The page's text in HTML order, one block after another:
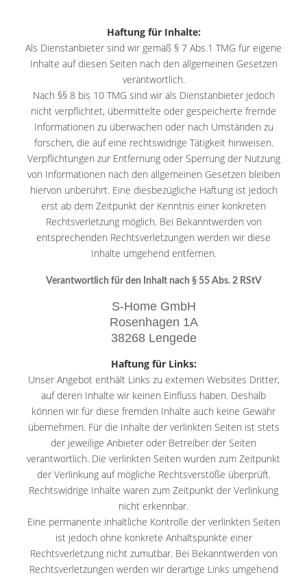
Haftung für Inhalte:
Als Dienstanbieter sind wir gemäß § 7 Abs.1 TMG für eigene
Inhalte auf diesen Seiten nach den allgemeinen Gesetzen
verantwortlich.
Nach §§ 8 bis 10 TMG sind wir als Dienstanbieter jedoch
nicht verpflichtet, übermittelte oder gespeicherte fremde
Informationen zu überwachen oder nach Umständen zu
forschen, die auf eine rechtswidrige Tätigkeit hinweisen.
Verpflichtungen zur Entfernung oder Sperrung der Nutzung
von Informationen nach den allgemeinen Gesetzen bleiben
hiervon unberührt. Eine diesbezügliche Haftung ist jedoch
erst ab dem Zeitpunkt der Kenntnis einer konkreten
Rechtsverletzung möglich. Bei Bekanntwerden von
entsprechenden Rechtsverletzungen werden wir diese
Inhalte umgehend entfernen.
Verantwortlich für den Inhalt nach § 55 Abs. 2 RStV
S-Home GmbH
Rosenhagen 1A
38268 Lengede
Haftung für Links:
Unser Angebot enthält Links zu externen Websites Dritter,
auf deren Inhalte wir keinen Einfluss haben. Deshalb
können wir für diese fremden Inhalte auch keine Gewähr
übernehmen. Für die Inhalte der verlinkten Seiten ist stets
der jeweilige Anbieter oder Betreiber der Seiten
verantwortlich. Die verlinkten Seiten wurden zum Zeitpunkt
der Verlinkung auf mögliche Rechtsverstöße überprüft.
Rechtswidrige Inhalte waren zum Zeitpunkt der Verlinkung
nicht erkennbar.
Eine permanente inhaltliche Kontrolle der verlinkten Seiten
ist jedoch ohne konkrete Anhaltspunkte einer
Rechtsverletzung nicht zumutbar. Bei Bekanntwerden von
Rechtsverletzungen werden wir derartige Links umgehend